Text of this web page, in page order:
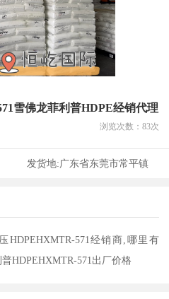
雪佛龙菲利普HDPE经销代理
浏览次数： 83次
发货地:广东省东莞市常平镇
HDPEHXMTR-571经销商,哪里有
HDPEHXMTR-571出厂价格